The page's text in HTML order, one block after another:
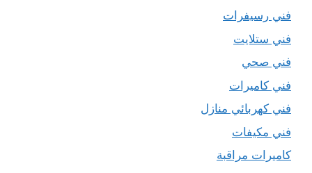
فني رسيفرات
فني ستلايت
فني صحي
فني كاميرات
فني كهربائي منازل
فني مكيفات
كاميرات مراقبة